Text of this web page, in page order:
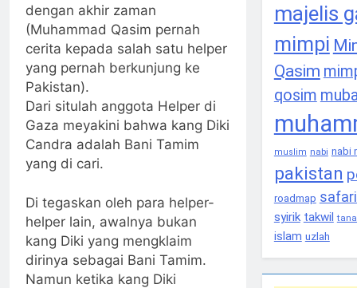
dengan akhir zaman
(Muhammad Qasim pernah
cerita kepada salah satu helper
yang pernah berkunjung ke
Pakistan).
Dari situlah anggota Helper di
Gaza meyakini bahwa kang Diki
Candra adalah Bani Tamim
yang di cari.
Di tegaskan oleh para helper-
helper lain, awalnya bukan
kang Diki yang mengklaim
dirinya sebagai Bani Tamim.
Namun ketika kang Diki
majelis
mimpi
Qasim
qosim
muslim nabi nabi
pakistan
roadmap
syirik takwil
islam uzlah